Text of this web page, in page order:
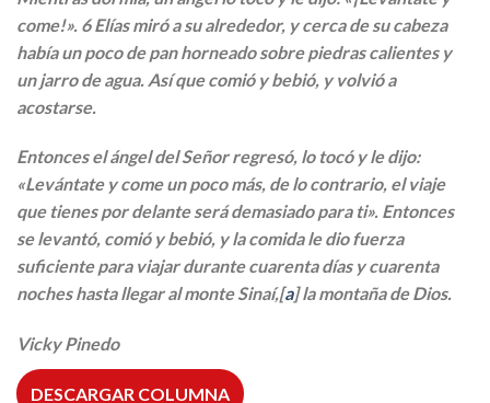
come!». 6 Elías miró a su alrededor, y cerca de su cabeza
había un poco de pan horneado sobre piedras calientes y
un jarro de agua. Así que comió y bebió, y volvió a
acostarse.
Entonces el ángel del Señor regresó, lo tocó y le dijo:
«Levántate y come un poco más, de lo contrario, el viaje
que tienes por delante será demasiado para ti». Entonces
se levantó, comió y bebió, y la comida le dio fuerza
suficiente para viajar durante cuarenta días y cuarenta
noches hasta llegar al monte Sinaí,[a] la montaña de Dios.
Vicky Pinedo
DESCARGAR COLUMNA